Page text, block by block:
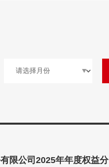
限公司2025年年度权益分